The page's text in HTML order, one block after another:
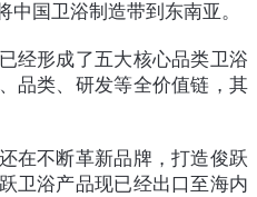
国卫浴制造带到东南亚。
经形成了五大核心品类卫浴
品类、研发等全价值链，其
在不断革新品牌，打造俊跃
卫浴产品现已经出口至海内